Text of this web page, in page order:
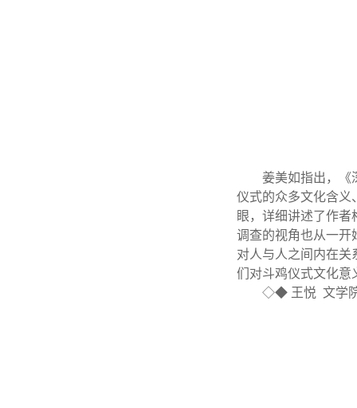
姜美如指出，《
仪式的众多文化含义
眼，详细讲述了作
调查的视角也从一开
对人与人之间内在关
们对斗鸡仪式文化意
◇◆ 王悦 文学